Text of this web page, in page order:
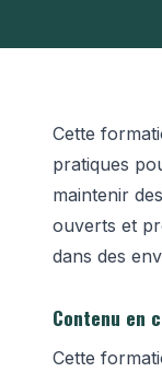
Cette
pratiques
maintenir
ouverts et
dans des
Contenu en
Cette